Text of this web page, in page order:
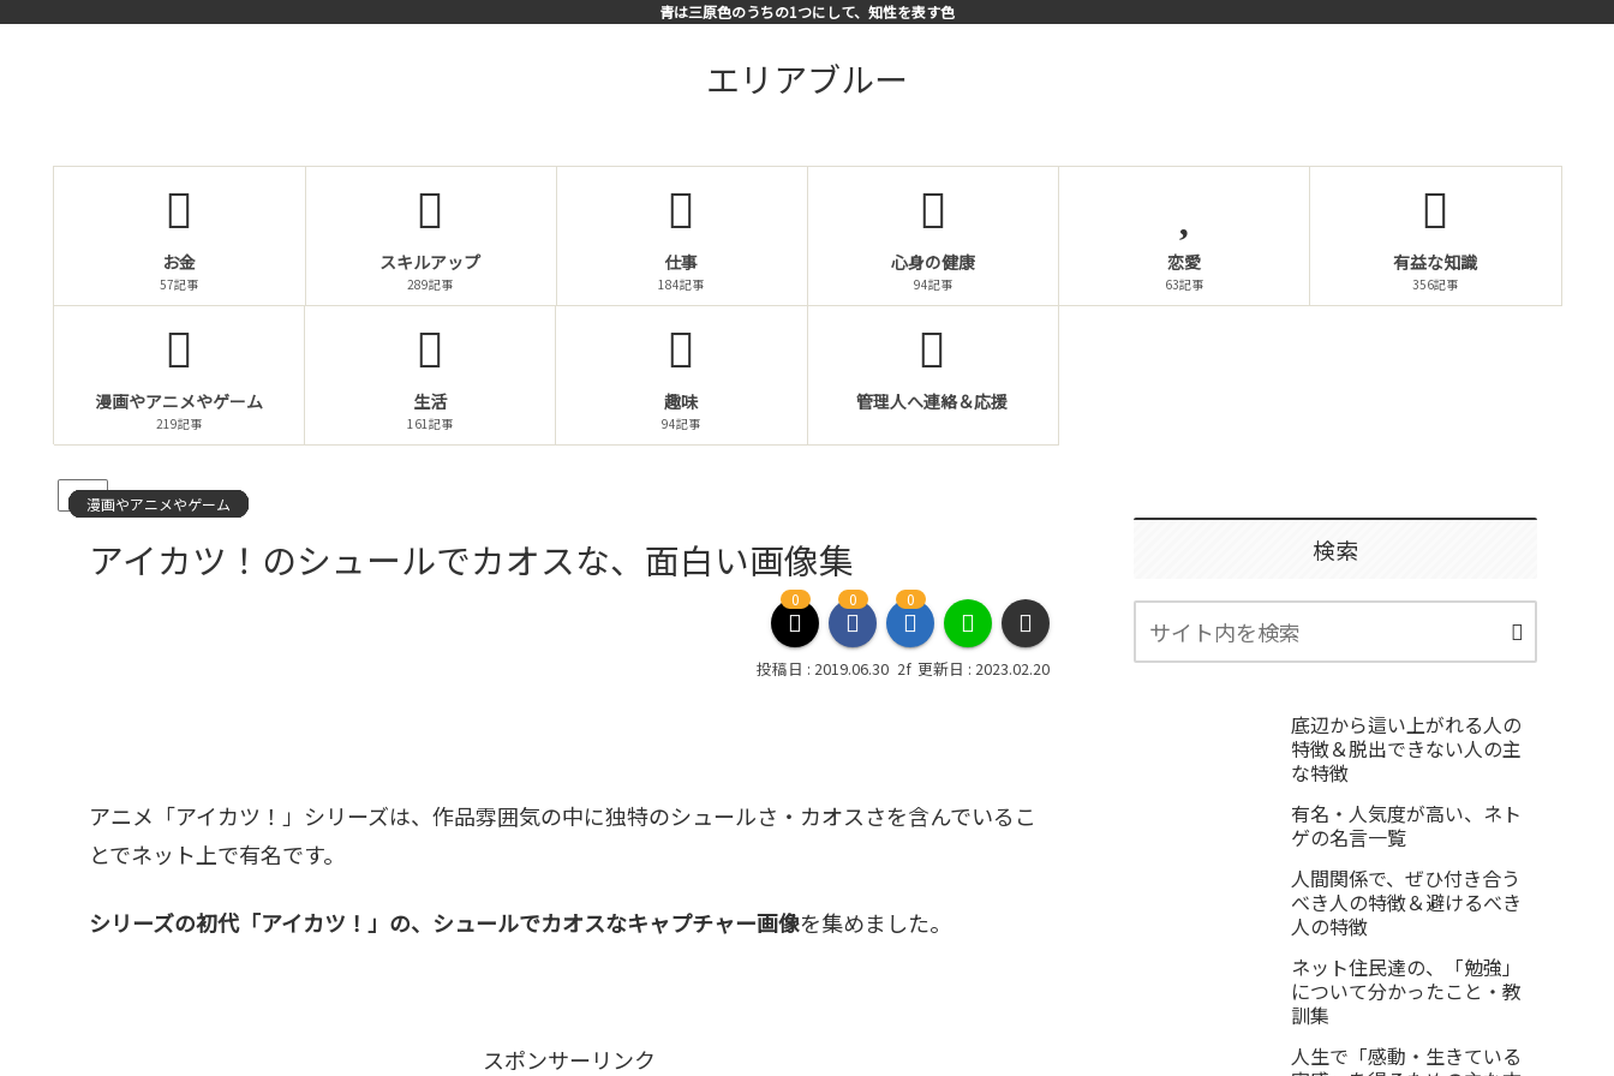
青は三原色のうちの1つにして、知性を表す色
エリアブルー
お金
57記事
スキルアップ
289記事
仕事
184記事
心身の健康
94記事
恋愛
63記事
有益な知識
356記事
漫画やアニメやゲーム
219記事
生活
161記事
趣味
94記事
管理人へ連絡＆応援
PR
アイカツ！のシュールでカオスな、面白い画像集
0 0 0
2019.06.30 2023.02.20
アニメ「アイカツ！」シリーズは、作品雰囲気の中に独特のシュールさ・カオスさを含んでいるこ
とでネット上で有名です。
シリーズの初代「アイカツ！」の、シュールでカオスなキャプチャー画像を集めました。
スポンサーリンク
漫画やアニメやゲーム
漫画やアニメやゲーム
漫画やアニメやゲーム
漫画やアニメやゲーム
漫画やアニメやゲーム
漫画やアニメやゲーム
仕事
漫画やアニメやゲーム
漫画やアニメやゲーム
漫画やアニメやゲーム
漫画やアニメやゲーム
漫画やアニメやゲーム
漫画やアニメやゲーム
漫画やアニメやゲーム
漫画やアニメやゲーム
検索
底辺から這い上がれる人の
特徴＆脱出できない人の主
な特徴
有名・人気度が高い、ネト
ゲの名言一覧
人間関係で、ぜひ付き合う
べき人の特徴＆避けるべき
人の特徴
ネット住民達の、「勉強」
について分かったこと・教
訓集
人生で「感動・生きている